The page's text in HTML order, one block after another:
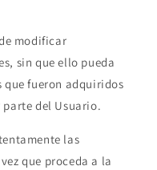
modificar
sin que ello pueda
que fueron adquiridos
del Usuario.
las
que proceda a la